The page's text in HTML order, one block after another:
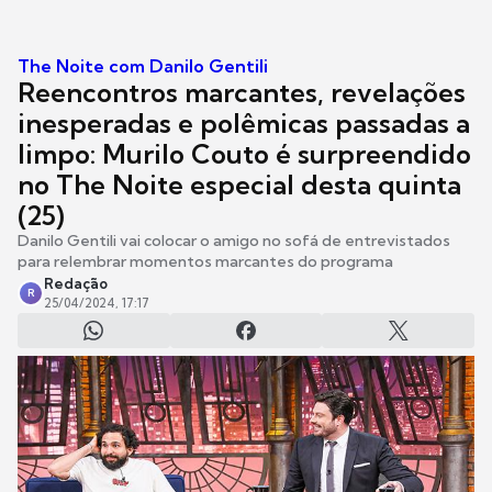
The Noite com Danilo Gentili
Reencontros marcantes, revelações
inesperadas e polêmicas passadas a
limpo: Murilo Couto é surpreendido
no The Noite especial desta quinta
(25)
Danilo Gentili vai colocar o amigo no sofá de entrevistados
para relembrar momentos marcantes do programa
R
Redação
25/04/2024, 17:17